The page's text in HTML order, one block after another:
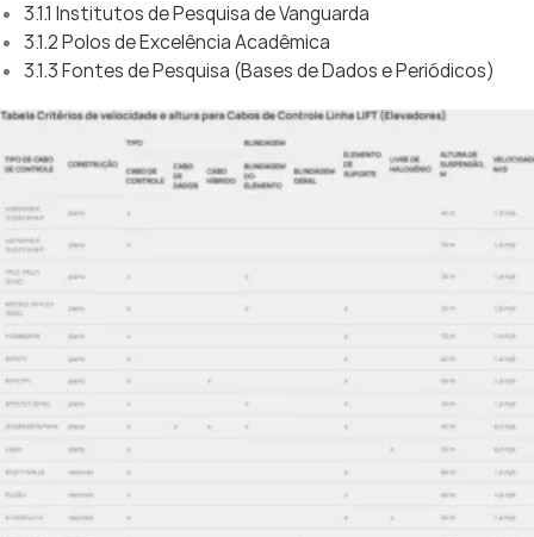
3.1.1 Institutos de Pesquisa de Vanguarda
3.1.2 Polos de Excelência Acadêmica
3.1.3 Fontes de Pesquisa (Bases de Dados e Periódicos)